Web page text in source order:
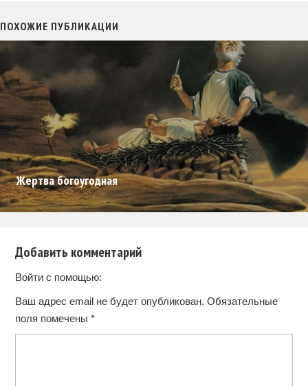
ПОХОЖИЕ ПУБЛИКАЦИИ
Жертва богоугодная
Добавить комментарий
Войти с помощью:
Ваш адрес email не будет опубликован. Обязательные
поля помечены *